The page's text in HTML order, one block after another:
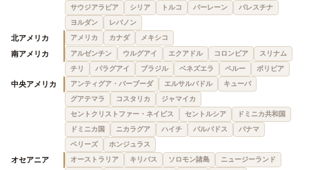
サウジアラビア
シリア トルコ バーレーン
パレスチナ
ヨルダン
レバノン
北アメリカ アメリカ カナダ メキシコ
南アメリカ アルゼンチン ウルグアイ エクアドル コロンビア
スリナム
チリ
パラグアイ ブラジル ベネズエラ ペルー ボリビア
中央アメリカ アンティグア・バーブーダ エルサルバドル
キューバ
グアテマラ
コスタリカ
ジャマイカ
セントクリストファー・ネイビス
セントルシア
ドミニカ共和国
ドミニカ国
ニカラグア ハイチ バルバドス
パナマ
ベリーズ
ホンジュラス
オセアニア オーストラリア キリバス ソロモン諸島
ニュージーランド